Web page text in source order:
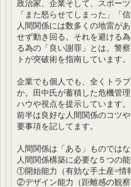
政治家、企業そして、スポーツ
「また怒らせてしまった」「
人間関係には数多くの地雷が
せず動き回る。それを避ける
る為の「良い謝罪」とは。警
トが突破術を指南しています。
企業でも個人でも、全くトラ
か。田中氏が蓄積した危機管
ハウや視点を提示しています。
前半は良好な人間関係のコツ
要事項を記してます。
人間関係は「ある」ものでは
人間関係構築に必要な５つの
①開始能力（有効な手土産=情
②デザイン能力（距離感の観察